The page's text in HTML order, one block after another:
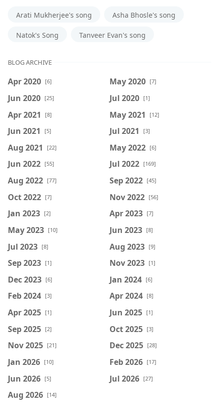
Arati Mukherjee's song Asha Bhosle's song
Natok's Song Tanveer Evan's song
BLOG ARCHIVE
Apr 2020 [6] May 2020 [7]
Jun 2020 [25] Jul 2020 [1]
Apr 2021 [8] May 2021 [12]
Jun 2021 [5] Jul 2021 [3]
Aug 2021 [22] May 2022 [6]
Jun 2022 [55] Jul 2022 [169]
Aug 2022 [77] Sep 2022 [45]
Oct 2022 [7] Nov 2022 [56]
Jan 2023 [2] Apr 2023 [7]
May 2023 [10] Jun 2023 [8]
Jul 2023 [8] Aug 2023 [9]
Sep 2023 [1] Nov 2023 [1]
Dec 2023 [6] Jan 2024 [6]
Feb 2024 [3] Apr 2024 [8]
Apr 2025 [1] Jun 2025 [1]
Sep 2025 [2] Oct 2025 [3]
Nov 2025 [21] Dec 2025 [28]
Jan 2026 [10] Feb 2026 [17]
Jun 2026 [5] Jul 2026 [27]
Aug 2026 [14]